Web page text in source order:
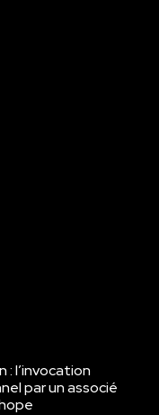
: l’invocation
par un associé